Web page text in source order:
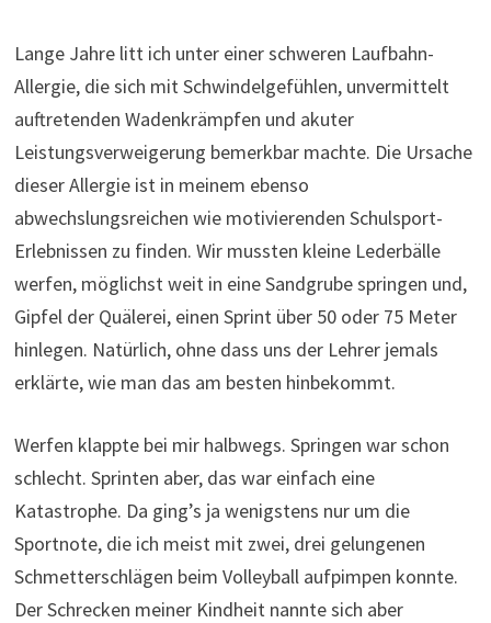
Lange Jahre litt ich unter einer schweren Laufbahn-
Allergie, die sich mit Schwindelgefühlen, unvermittelt
auftretenden Wadenkrämpfen und akuter
Leistungsverweigerung bemerkbar machte. Die Ursache
dieser Allergie ist in meinem ebenso
abwechslungsreichen wie motivierenden Schulsport-
Erlebnissen zu finden. Wir mussten kleine Lederbälle
werfen, möglichst weit in eine Sandgrube springen und,
Gipfel der Quälerei, einen Sprint über 50 oder 75 Meter
hinlegen. Natürlich, ohne dass uns der Lehrer jemals
erklärte, wie man das am besten hinbekommt.
Werfen klappte bei mir halbwegs. Springen war schon
schlecht. Sprinten aber, das war einfach eine
Katastrophe. Da ging’s ja wenigstens nur um die
Sportnote, die ich meist mit zwei, drei gelungenen
Schmetterschlägen beim Volleyball aufpimpen konnte.
Der Schrecken meiner Kindheit nannte sich aber